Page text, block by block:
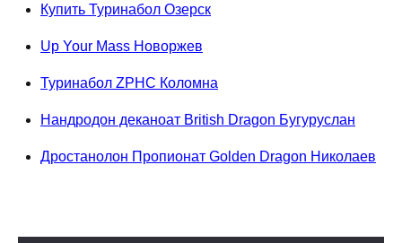
Купить Туринабол Озерск
Up Your Mass Новоржев
Туринабол ZPHC Коломна
Нандродон деканоат British Dragon Бугуруслан
Дростанолон Пропионат Golden Dragon Николаев